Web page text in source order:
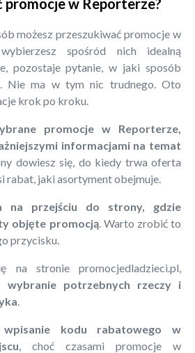
promocje w Reporterze?
możesz przeszukiwać promocje w
spośród nich idealną
pozostaje pytanie, w jaki sposób
Nie ma w tym nic trudnego. Oto
krok po kroku.
promocje w Reporterze,
informacjami na temat
dowiesz się, do kiedy trwa oferta
rabat, jaki asortyment obejmuje.
na przejściu do strony, gdzie
objęte promocją. Warto zrobić to
przycisku.
na stronie promocjedladzieci.pl,
potrzebnych rzeczy i
kodu rabatowego w
, choć czasami promocje w